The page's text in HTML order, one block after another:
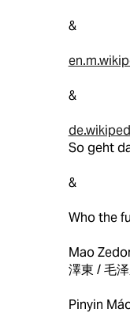
&
&
So geht
&
Who the
Mao
澤東 / 毛
Pinyin